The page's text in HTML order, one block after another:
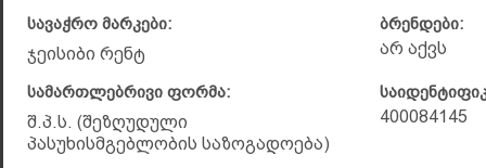
სავაჭრო მარკები:
ჯეისიბი რენტ
ბრენდები:
არ აქვს
სამართლებრივი ფორმა:
შ.პ.ს. (შეზღუდული
პასუხისმგებლობის საზოგადოება)
400084145